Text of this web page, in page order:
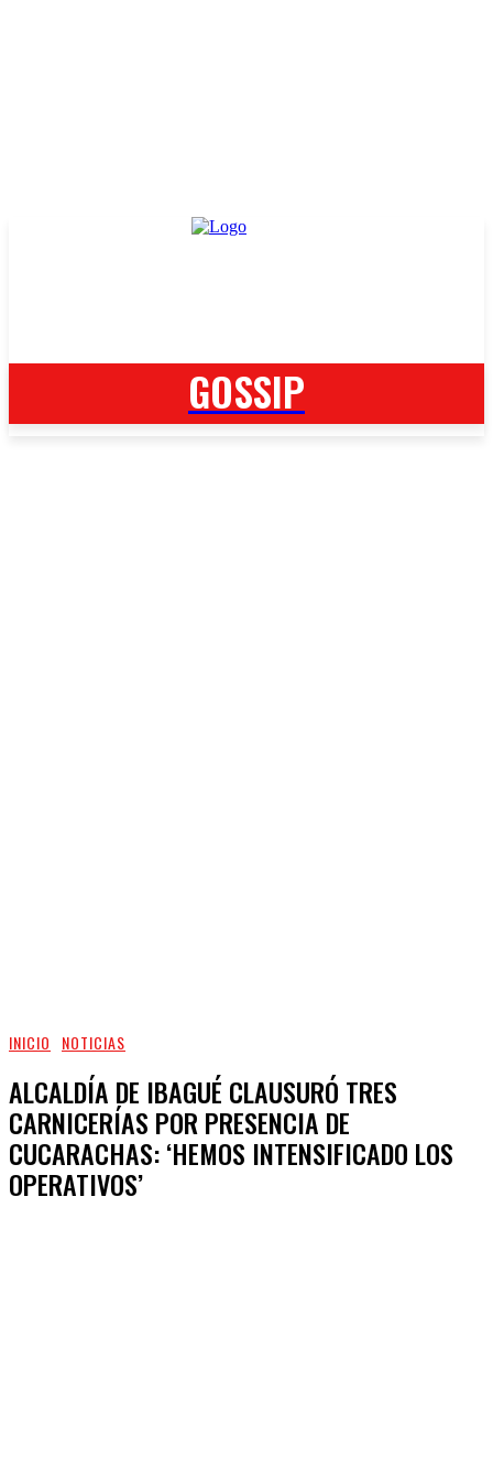
GOSSIP
INICIO NOTICIAS
ALCALDÍA DE IBAGUÉ CLAUSURÓ TRES
CARNICERÍAS POR PRESENCIA DE
CUCARACHAS: ‘HEMOS INTENSIFICADO LOS
OPERATIVOS’